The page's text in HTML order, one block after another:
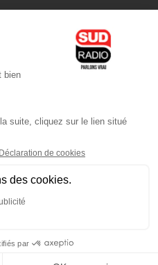
l'application
/ Pierre Olivier